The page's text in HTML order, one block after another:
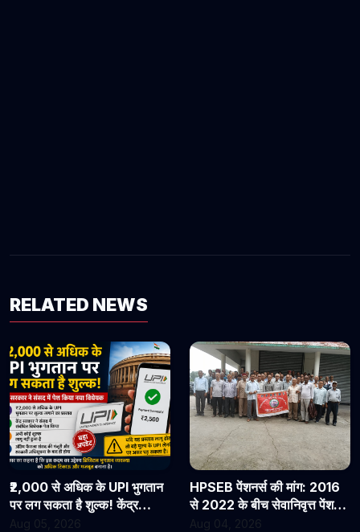
RELATED NEWS
₹2,000 से अधिक के UPI भुगतान
पर लग सकता है शुल्क! केंद्र
सरकार ने संसद में पेश किया नया
Aug 05, 2026
HPSEB पेंशनर्स की मांग: 2016
से 2022 के बीच सेवानिवृत्त पेंशनरों
के सभी देय लाभ तुरंत जारी किए
Aug 04, 2026